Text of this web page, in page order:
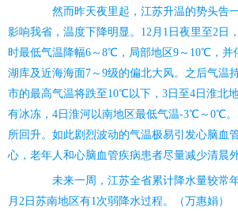
然而昨天夜里起，江苏升温的势头告
影响我省，温度下降明显。12月1日夜里至2日
时最低气温降幅6～8℃，局部地区9～10℃，并
湖库及近海海面7～9级的偏北大风。之后气温
市的最高气温将跌至10℃以下，3日至4日淮北
有冰冻，4日淮河以南地区最低气温-3℃～0℃
所回升。如此剧烈波动的气温极易引发心脑血
心，老年人和心脑血管疾病患者尽量减少清晨外
未来一周，江苏全省累计降水量较常
月2日苏南地区有1次弱降水过程。（万惠娟）